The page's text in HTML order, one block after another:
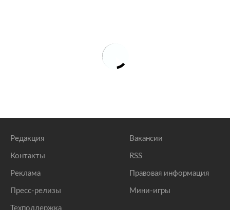
Редакция
Контакты
Реклама
Пресс-релизы
Техподдержка
Вакансии
RSS
Правовая информация
Мини-игры